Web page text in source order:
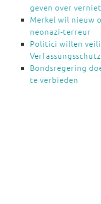
geven over
Merkel wil nieuw
neonazi-terreur
Politici willen
Bondsregering
te verbieden